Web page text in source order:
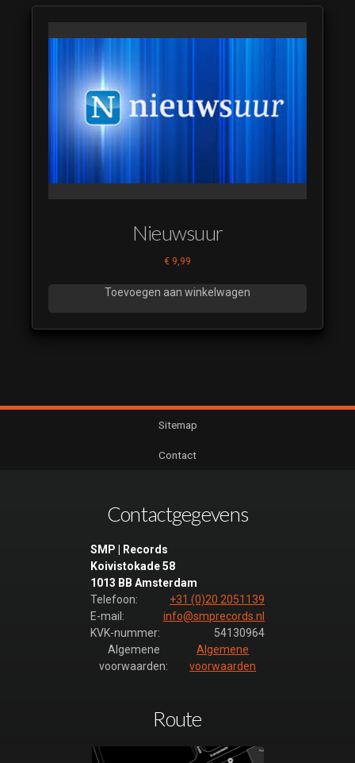
(luistervoorbeeld)
Generic Latin 28
(luistervoorbeeld)
Nieuwsuur
€ 9,99
Toevoegen aan winkelwagen
Sitemap
Contact
Contactgegevens
SMP | Records
Koivistokade 58
1013 BB Amsterdam
Telefoon:
+31 (0)20 2051139
E-mail:
info@smprecords.nl
KVK-nummer:
54130964
Algemene
voorwaarden:
Algemene
voorwaarden
Route